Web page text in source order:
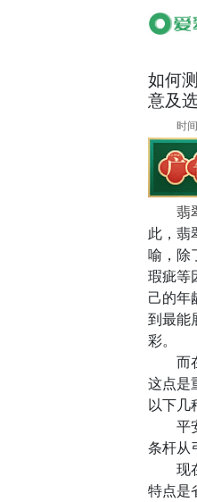
如何
意及
时
翡
此，翡
喻，除
瑕疵等
己的年
到最能
彩。
而在
这点是
以下几
平安
条杆从
现在
特点是